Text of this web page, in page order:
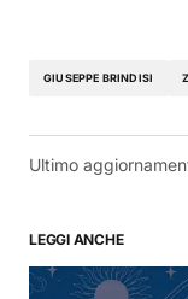
GIUSEPPE BRINDISI
Ultimo
LEGGI ANCHE